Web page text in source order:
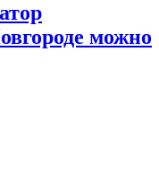
можно